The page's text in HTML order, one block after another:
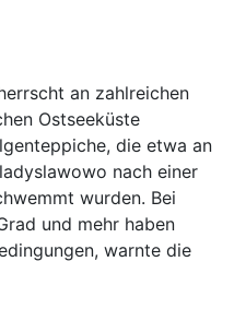
an zahlreichen
Ostseeküste
die etwa an
nach einer
wurden. Bei
und mehr haben
warnte die